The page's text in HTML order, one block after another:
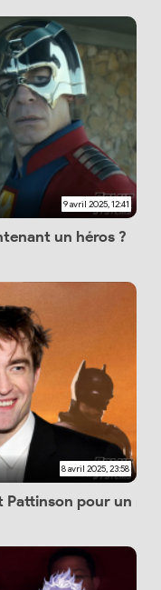
9 avril 2025, 12:41
un héros ?
8 avril 2025, 23:58
pour un